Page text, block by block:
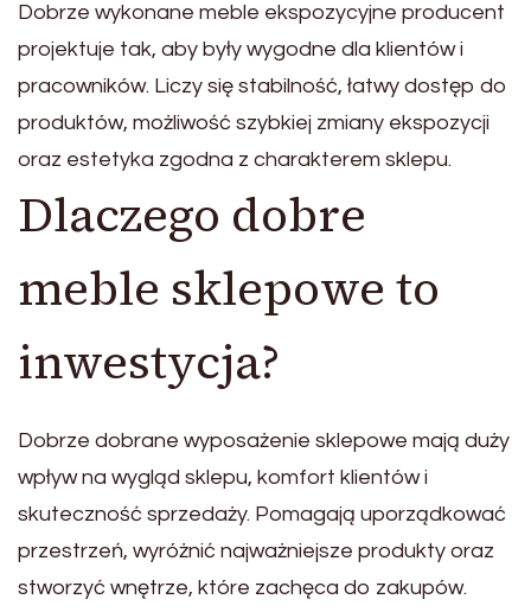
Dobrze wykonane meble ekspozycyjne producent
projektuje tak, aby były wygodne dla klientów i
pracowników. Liczy się stabilność, łatwy dostęp do
produktów, możliwość szybkiej zmiany ekspozycji
oraz estetyka zgodna z charakterem sklepu.
Dlaczego dobre
meble sklepowe to
inwestycja?
Dobrze dobrane wyposażenie sklepowe mają duży
wpływ na wygląd sklepu, komfort klientów i
skuteczność sprzedaży. Pomagają uporządkować
przestrzeń, wyróżnić najważniejsze produkty oraz
stworzyć wnętrze, które zachęca do zakupów.